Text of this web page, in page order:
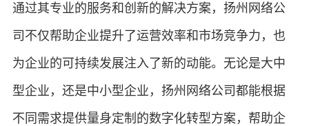
通过其专业的服务和创新的解决方案，扬州网络公
司不仅帮助企业提升了运营效率和市场竞争力，也
为企业的可持续发展注入了新的动能。无论是大中
型企业，还是中小型企业，扬州网络公司都能根据
不同需求提供量身定制的数字化转型方案，帮助企